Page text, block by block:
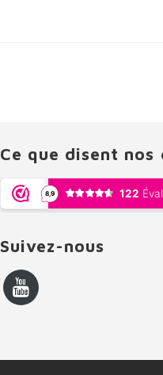
Ce que disent nos
Suivez-nous